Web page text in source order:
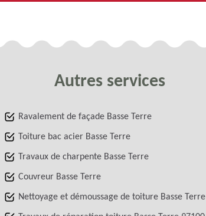
Autres services
Ravalement de façade Basse Terre
Toiture bac acier Basse Terre
Travaux de charpente Basse Terre
Couvreur Basse Terre
Nettoyage et démoussage de toiture Basse Terre